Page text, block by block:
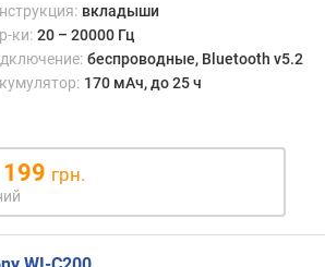
вкладыши
ки: 20 – 20000 Гц
беспроводные, Bluetooth v5.2
170 мАч, до 25 ч
грн.